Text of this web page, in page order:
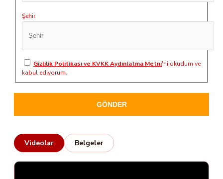
Şehir
Gizlilik Politikası ve KVKK Aydınlatma Metni'ni okudum ve
kabul ediyorum.
GÖNDER
Videolar Belgeler